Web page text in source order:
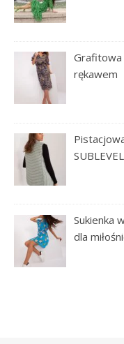
Grafitowa
rękawem
SUBLEVEL
Sukienka
dla